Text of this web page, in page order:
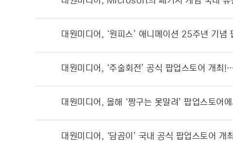
대원미디어, ‘주술회전’ 공식 팝업스토어 개
대원미디어, ‘담곰이’ 국내 공식 팝업스토어